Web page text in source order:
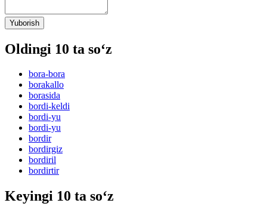
Yuborish
Oldingi 10 ta so‘z
bora-bora
borakallo
borasida
bordi-keldi
bordi-yu
bordi-yu
bordir
bordirgiz
bordiril
bordirtir
Keyingi 10 ta so‘z